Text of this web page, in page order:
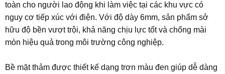
toàn cho người lao động khi làm việc tại các khu vực có
nguy cơ tiếp xúc với điện. Với độ dày 6mm, sản phẩm sở
hữu độ bền vượt trội, khả năng chịu lực tốt và chống mài
mòn hiệu quả trong môi trường công nghiệp.
Bề mặt thảm được thiết kế dạng trơn màu đen giúp dễ dàng